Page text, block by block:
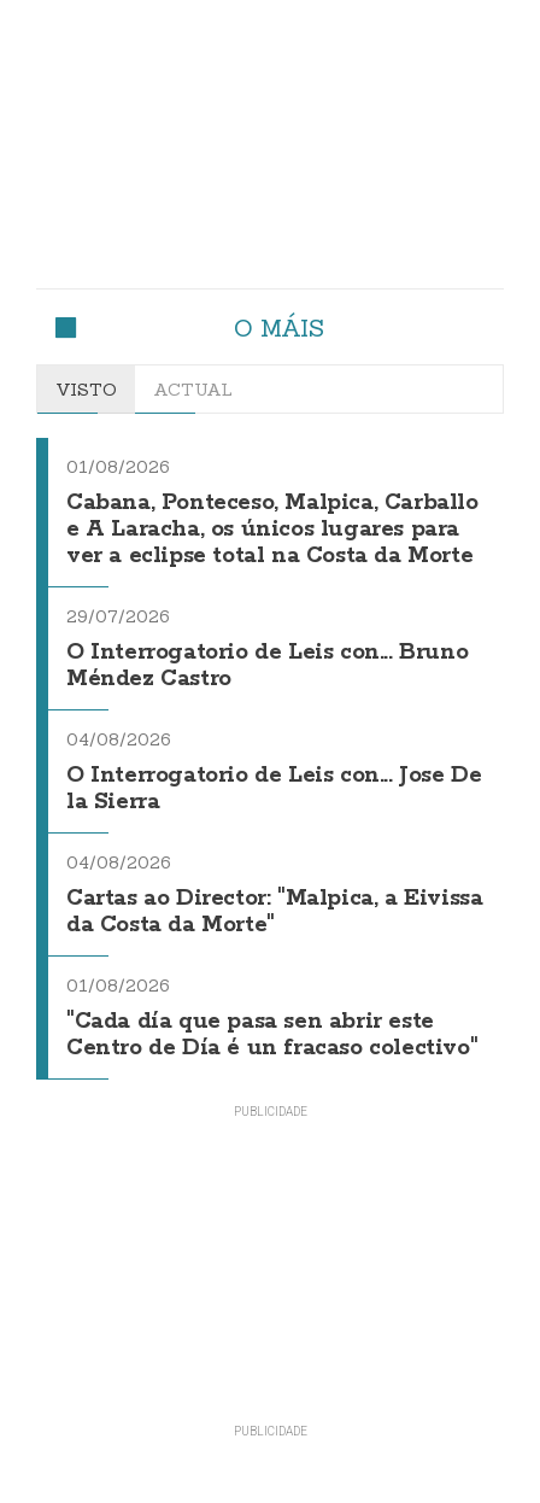
O MÁIS
VISTO ACTUAL
01/08/2026
Cabana, Ponteceso, Malpica, Carballo
e A Laracha, os únicos lugares para
ver a eclipse total na Costa da Morte
29/07/2026
O Interrogatorio de Leis con... Bruno
Méndez Castro
04/08/2026
O Interrogatorio de Leis con... Jose De
la Sierra
04/08/2026
Cartas ao Director: "Malpica, a Eivissa
da Costa da Morte"
01/08/2026
"Cada día que pasa sen abrir este
Centro de Día é un fracaso colectivo"